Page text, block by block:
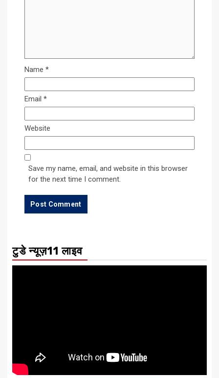
Name *
Email *
Website
Save my name, email, and website in this browser
for the next time I comment.
टुडे न्यूज़11 लाइव